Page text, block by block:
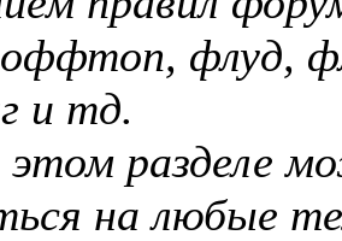
флуд,
и тд.
разделе
на любые